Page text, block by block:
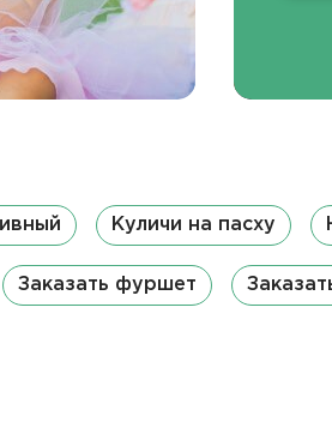
Куличи на пасху
Заказать фуршет